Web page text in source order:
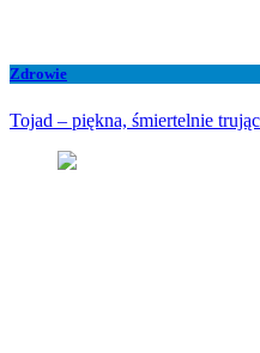
Zdrowie
Tojad – piękna, śmiertelnie